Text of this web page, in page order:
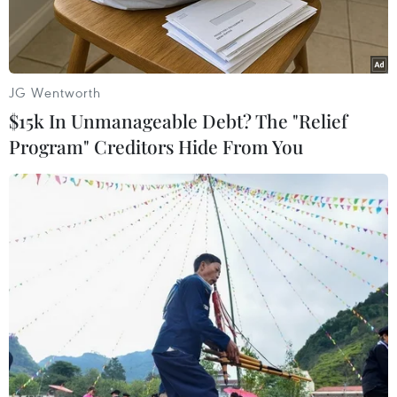
Cựu Thủ tướng Yingluck Shinawatra tại tòa án tối cao ở
Bangkok ngày 19/5. (Nguồn: Kyodo/TTXVN)
Theo Reuters, ngày 31/8, cựu Thủ tướng Thái
Lan Yingluck Shinawatra đã trình diện Tòa án
JG Wentworth
$15k In Unmanageable Debt? The "Relief
Program" Creditors Hide From You